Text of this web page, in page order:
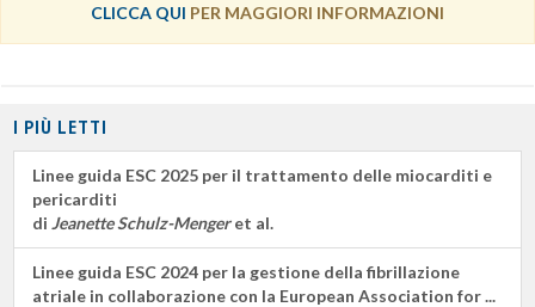
CLICCA QUI PER MAGGIORI INFORMAZIONI
I PIÙ LETTI
Linee guida ESC 2025 per il trattamento delle miocarditi e
pericarditi
di Jeanette Schulz-Mengeret al.
Linee guida ESC 2024 per la gestione della fibrillazione
atriale in collaborazione con la European Association for ...